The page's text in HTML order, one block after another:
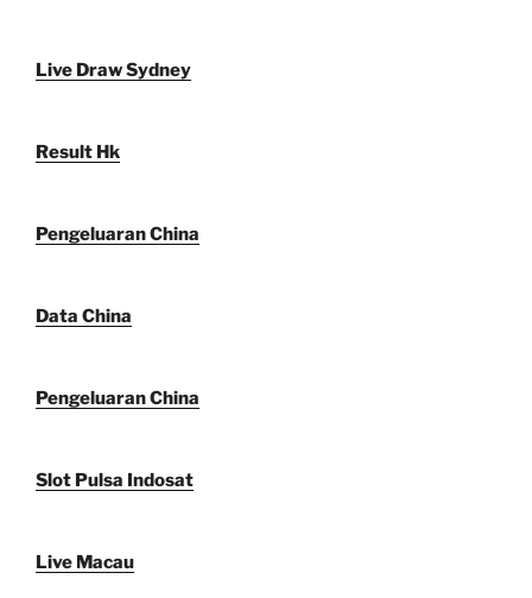
Live Draw Sydney
Result Hk
Pengeluaran China
Data China
Pengeluaran China
Slot Pulsa Indosat
Live Macau